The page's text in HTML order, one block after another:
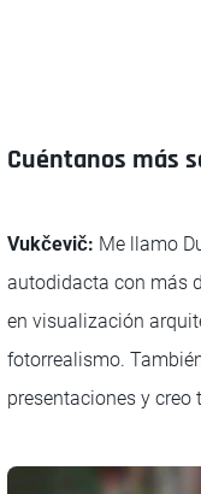
Cuéntanos más
Vukčevič: Me llamo
autodidacta con más
en visualización
fotorrealismo.
presentaciones y